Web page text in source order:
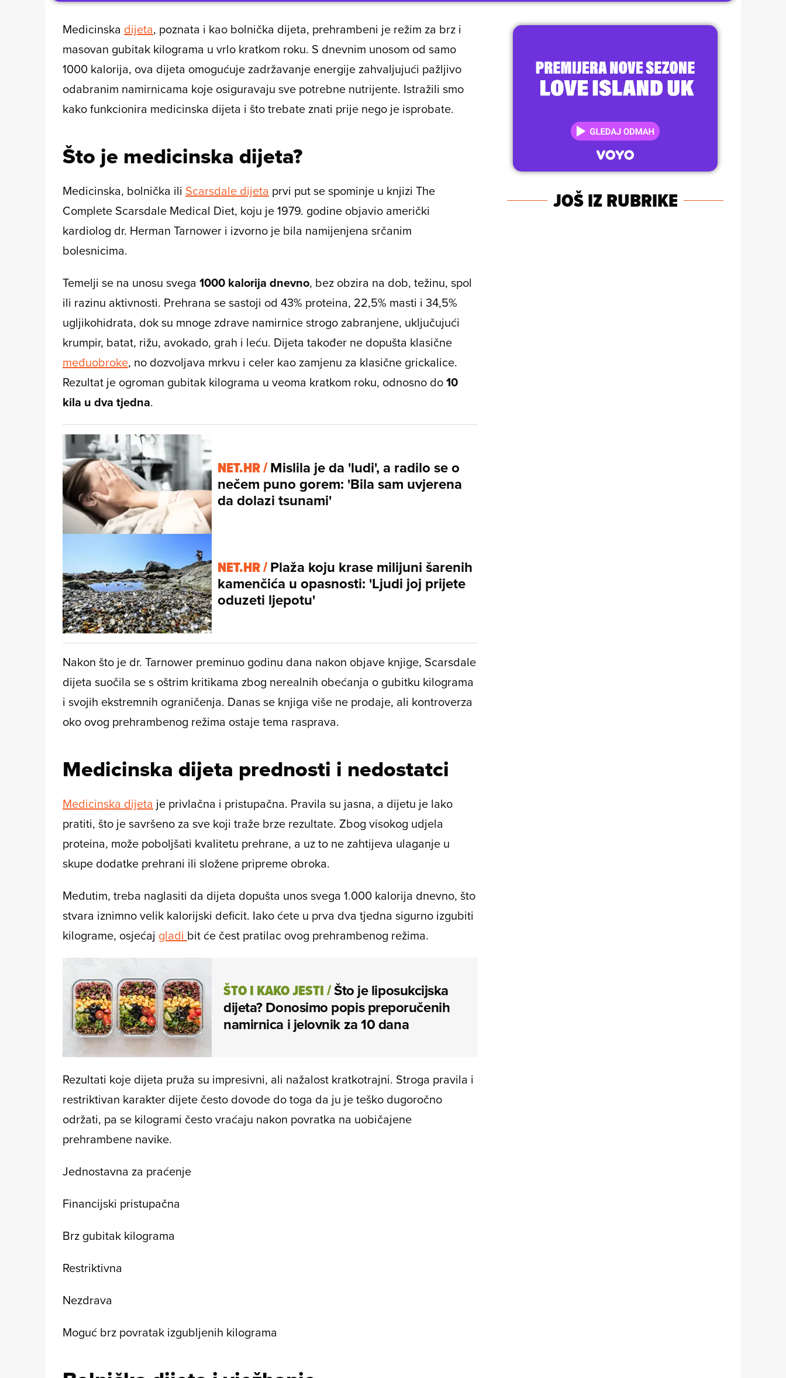
Medicinska dijeta, poznata i kao bolnička dijeta, prehrambeni je režim za brz i
masovan gubitak kilograma u vrlo kratkom roku. S dnevnim unosom od samo
1000 kalorija, ova dijeta omogućuje zadržavanje energije zahvaljujući pažljivo
odabranim namirnicama koje osiguravaju sve potrebne nutrijente. Istražili smo
kako funkcionira medicinska dijeta i što trebate znati prije nego je isprobate.
Što je medicinska dijeta?
Medicinska, bolnička ili Scarsdale dijeta prvi put se spominje u knjizi The
Complete Scarsdale Medical Diet, koju je 1979. godine objavio američki
kardiolog dr. Herman Tarnower i izvorno je bila namijenjena srčanim
bolesnicima.
Temelji se na unosu svega 1000 kalorija dnevno, bez obzira na dob, težinu, spol
ili razinu aktivnosti. Prehrana se sastoji od 43% proteina, 22,5% masti i 34,5%
ugljikohidrata, dok su mnoge zdrave namirnice strogo zabranjene, uključujući
krumpir, batat, rižu, avokado, grah i leću. Dijeta također ne dopušta klasične
međuobroke, no dozvoljava mrkvu i celer kao zamjenu za klasične grickalice.
Rezultat je ogroman gubitak kilograma u veoma kratkom roku, odnosno do10
kila u dva tjedna.
NET.HR /Mislila je da 'ludi', a radilo se o
nečem puno gorem: 'Bila sam uvjerena
da dolazi tsunami'
NET.HR /Plaža koju krase milijuni šarenih
kamenčića u opasnosti: 'Ljudi joj prijete
oduzeti ljepotu'
Nakon što je dr. Tarnower preminuo godinu dana nakon objave knjige, Scarsdale
dijeta suočila se s oštrim kritikama zbog nerealnih obećanja o gubitku kilograma
i svojih ekstremnih ograničenja. Danas se knjiga više ne prodaje, ali kontroverza
oko ovog prehrambenog režima ostaje tema rasprava.
Medicinska dijeta prednosti i nedostatci
Medicinska dijeta je privlačna i pristupačna. Pravila su jasna, a dijetu je lako
pratiti, što je savršeno za sve koji traže brze rezultate. Zbog visokog udjela
proteina, može poboljšati kvalitetu prehrane, a uz to ne zahtijeva ulaganje u
skupe dodatke prehrani ili složene pripreme obroka.
Međutim, treba naglasiti da dijeta dopušta unos svega 1.000 kalorija dnevno, što
stvara iznimno velik kalorijski deficit. Iako ćete u prva dva tjedna sigurno izgubiti
kilograme, osjećaj gladi bit će čest pratilac ovog prehrambenog režima.
ŠTO I KAKO JESTI/Što je liposukcijska
dijeta? Donosimo popis preporučenih
namirnica i jelovnik za 10 dana
Rezultati koje dijeta pruža su impresivni, ali nažalost kratkotrajni. Stroga pravila i
restriktivan karakter dijete često dovode do toga da ju je teško dugoročno
održati, pa se kilogrami često vraćaju nakon povratka na uobičajene
prehrambene navike.
Jednostavna za praćenje
Financijski pristupačna
Brz gubitak kilograma
Restriktivna
Nezdrava
Moguć brz povratak izgubljenih kilograma
JOŠ IZ RUBRIKE